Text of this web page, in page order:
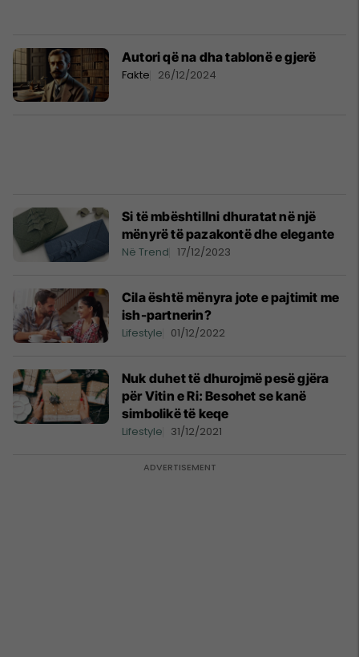
Autori që na dha tablonë e gjerë
Fakte 26/12/2024
Si të mbështillni dhuratat në një
mënyrë të pazakontë dhe elegante
Në Trend 17/12/2023
Cila është mënyra jote e pajtimit me
ish-partnerin?
Lifestyle 01/12/2022
Nuk duhet të dhurojmë pesë gjëra
për Vitin e Ri: Besohet se kanë
simbolikë të keqe
Lifestyle 31/12/2021